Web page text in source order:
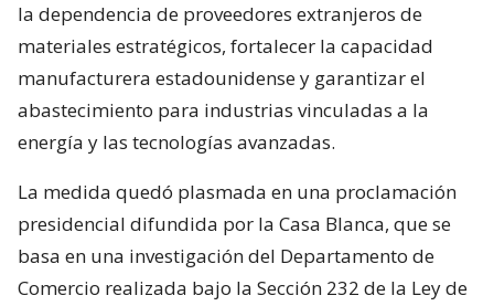
la dependencia de proveedores extranjeros de
materiales estratégicos, fortalecer la capacidad
manufacturera estadounidense y garantizar el
abastecimiento para industrias vinculadas a la
energía y las tecnologías avanzadas.
La medida quedó plasmada en una proclamación
presidencial difundida por la Casa Blanca, que se
basa en una investigación del Departamento de
Comercio realizada bajo la Sección 232 de la Ley de